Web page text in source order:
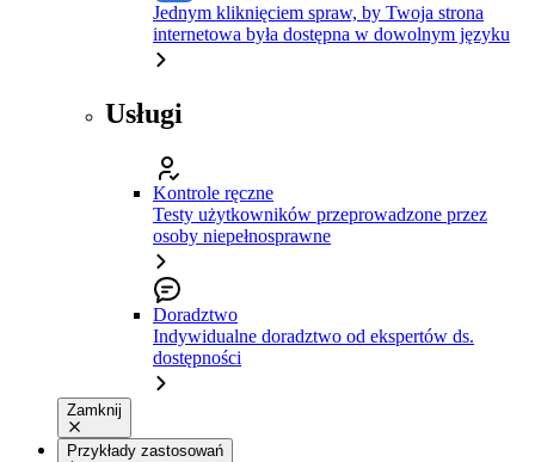
Jednym kliknięciem spraw, by Twoja strona
internetowa była dostępna w dowolnym języku
Usługi
Kontrole ręczne
Testy użytkowników przeprowadzone przez
osoby niepełnosprawne
Doradztwo
Indywidualne doradztwo od ekspertów ds.
dostępności
Zamknij
Przykłady zastosowań